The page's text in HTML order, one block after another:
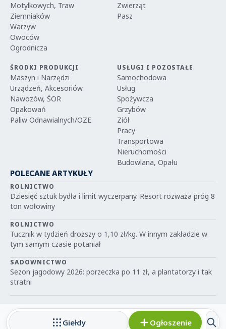
Giełdy Ogłoszenie
Motylkowych, Traw
Ziemniaków
Warzyw
Owoców
Ogrodnicza
Zwierząt
Pasz
ŚRODKI PRODUKCJI
Maszyn i Narzędzi
Urządzeń, Akcesoriów
Nawozów, ŚOR
Opakowań
Paliw Odnawialnych/OZE
USŁUGI I POZOSTAŁE
Samochodowa
Usług
Spożywcza
Grzybów
Ziół
Pracy
Transportowa
Nieruchomości
Budowlana, Opału
POLECANE ARTYKUŁY
ROLNICTWO
Dziesięć sztuk bydła i limit wyczerpany. Resort rozważa próg 8
ton wołowiny
ROLNICTWO
Tucznik w tydzień droższy o 1,10 zł/kg. W innym zakładzie w
tym samym czasie potaniał
SADOWNICTWO
Sezon jagodowy 2026: porzeczka po 11 zł, a plantatorzy i tak
stratni
© 2026 IGRIT.PL — Wszelkie prawa zastrzeżone